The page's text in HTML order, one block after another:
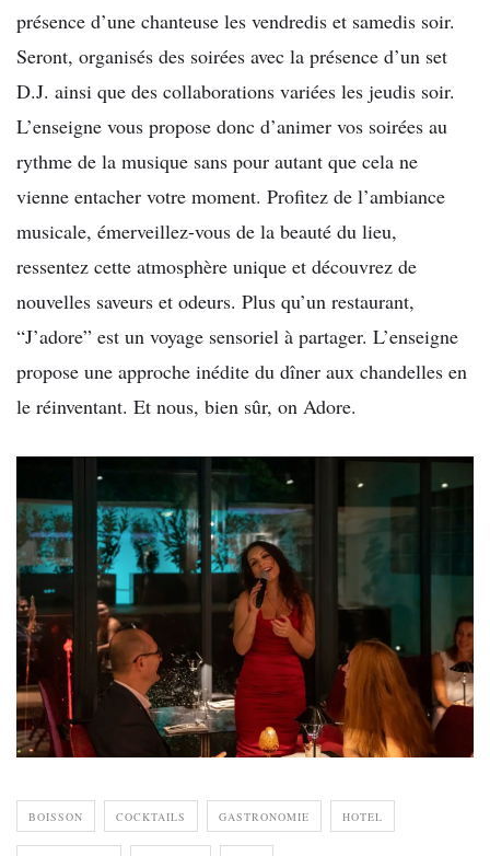
présence d’une chanteuse les vendredis et samedis soir.
Seront, organisés des soirées avec la présence d’un set
D.J. ainsi que des collaborations variées les jeudis soir.
L’enseigne vous propose donc d’animer vos soirées au
rythme de la musique sans pour autant que cela ne
vienne entacher votre moment. Profitez de l’ambiance
musicale, émerveillez-vous de la beauté du lieu,
ressentez cette atmosphère unique et découvrez de
nouvelles saveurs et odeurs. Plus qu’un restaurant,
“J’adore” est un voyage sensoriel à partager. L’enseigne
propose une approche inédite du dîner aux chandelles en
le réinventant. Et nous, bien sûr, on Adore.
BOISSON COCKTAILS GASTRONOMIE HOTEL